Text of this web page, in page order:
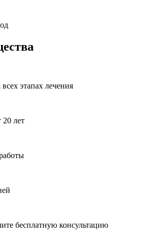
этапах лечения
20 лет
бесплатную консультацию